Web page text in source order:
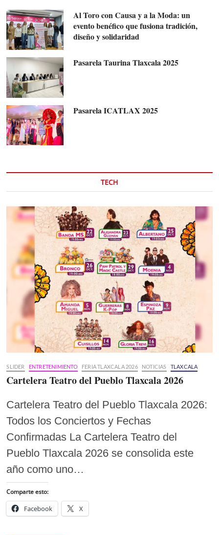
Al Toro con Causa y a la Moda: un
evento benéfico que fusiona tradición,
diseño y solidaridad
Pasarela Taurina Tlaxcala 2025
Pasarela ICATLAX 2025
TECH
SLIDER ENTRETENIMIENTO FERIA TLAXCALA 2026 NOTICIAS TLAXCALA
Cartelera Teatro del Pueblo Tlaxcala 2026
Cartelera Teatro del Pueblo Tlaxcala 2026:
Todos los Conciertos y Fechas
Confirmadas La Cartelera Teatro del
Pueblo Tlaxcala 2026 se consolida este
año como uno…
Comparte esto:
Facebook X